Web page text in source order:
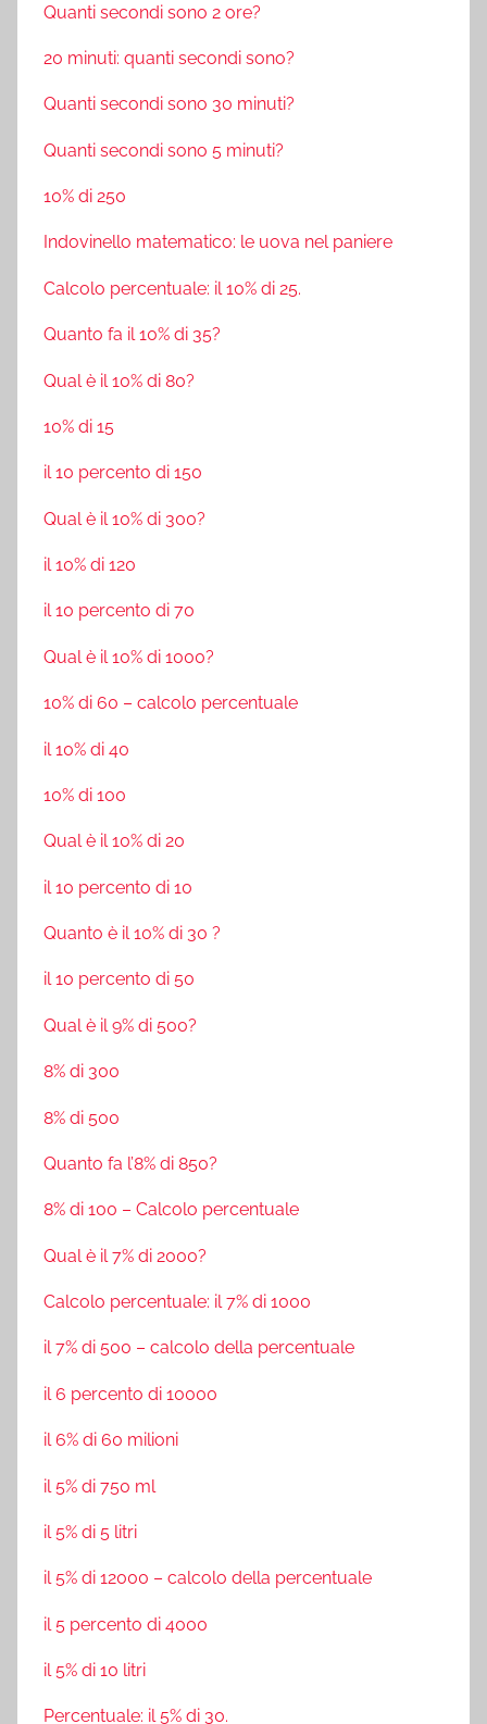
Quanti secondi sono 2 ore?
20 minuti: quanti secondi sono?
Quanti secondi sono 30 minuti?
Quanti secondi sono 5 minuti?
10% di 250
Indovinello matematico: le uova nel paniere
Calcolo percentuale: il 10% di 25.
Quanto fa il 10% di 35?
Qual è il 10% di 80?
10% di 15
il 10 percento di 150
Qual è il 10% di 300?
il 10% di 120
il 10 percento di 70
Qual è il 10% di 1000?
10% di 60 – calcolo percentuale
il 10% di 40
10% di 100
Qual è il 10% di 20
il 10 percento di 10
Quanto è il 10% di 30 ?
il 10 percento di 50
Qual è il 9% di 500?
8% di 300
8% di 500
Quanto fa l’8% di 850?
8% di 100 – Calcolo percentuale
Qual è il 7% di 2000?
Calcolo percentuale: il 7% di 1000
il 7% di 500 – calcolo della percentuale
il 6 percento di 10000
il 6% di 60 milioni
il 5% di 750 ml
il 5% di 5 litri
il 5% di 12000 – calcolo della percentuale
il 5 percento di 4000
il 5% di 10 litri
Percentuale: il 5% di 30.